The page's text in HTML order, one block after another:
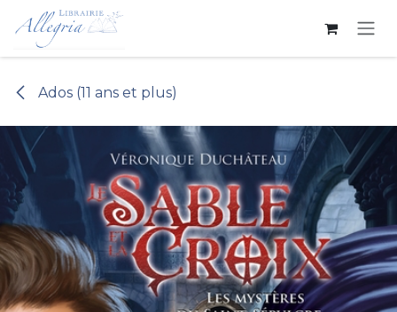
Se rendre au contenu
Ados (11 ans et plus)